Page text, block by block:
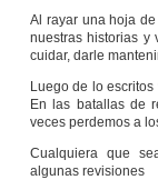
Al rayar una hoja
nuestras historias y
cuidar, darle
Luego de lo
En las batallas de
veces perdemos a
Cualquiera que
algunas revisiones